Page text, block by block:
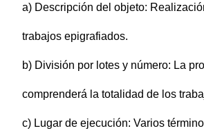
a) Descripción del objeto:
trabajos epigrafiados.
b) División por lotes y número: La
comprenderá la totalidad de los
c) Lugar de ejecución: Varios